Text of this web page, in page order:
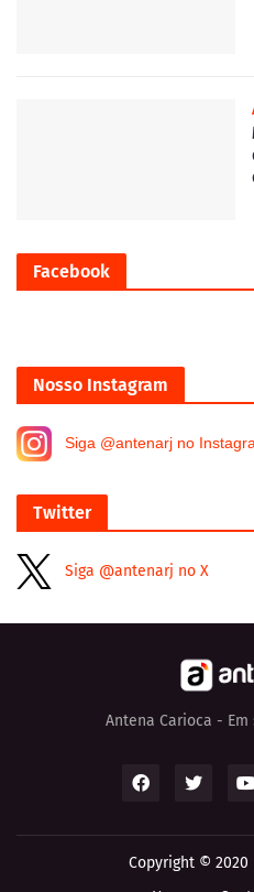
Facebook
Nosso Instagram
Siga @antenarj no
Twitter
Siga @antenarj no X
Antena Carioca -
Copyright © 2020